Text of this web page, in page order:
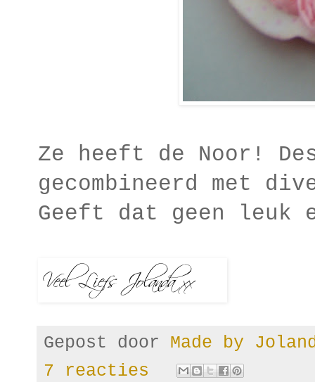
Ze heeft de Noor!
gecombineerd met
Geeft dat geen leuk
Gepost door Made by
7 reacties